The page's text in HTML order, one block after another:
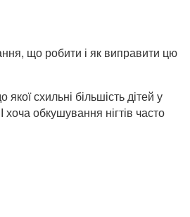
що робити і як виправити цю
схильні більшість дітей у
обкушування нігтів часто